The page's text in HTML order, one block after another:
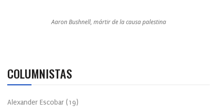
Aaron Bushnell, mártir de la causa palestina
COLUMNISTAS
Alexander Escobar (19)